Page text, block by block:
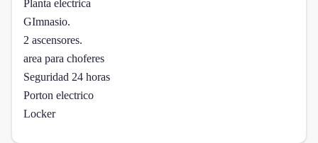
Planta electrica
GImnasio.
2 ascensores.
area para choferes
Seguridad 24 horas
Porton electrico
Locker